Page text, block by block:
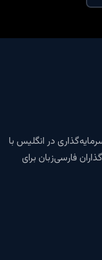
در انگلیس با
فارسی‌زبان برای